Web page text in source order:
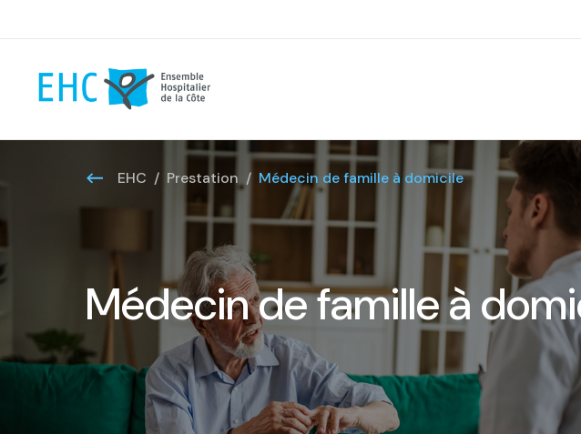
EHC Prestation Médecin de famille à domicile
Médecin de famille à